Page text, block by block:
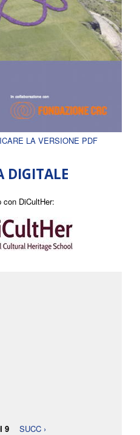
LA VERSIONE PDF
DIGITALE
con DiCultHer:
9
SUCC ›